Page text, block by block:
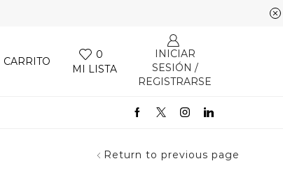
CARRITO
0
MI LISTA
INICIAR
SESIÓN /
REGISTRARSE
Return to previous page